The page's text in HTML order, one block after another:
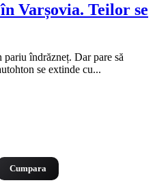
Varșovia. Teilor se
îndrăzneț. Dar pare să
se extinde cu...
Cumpara